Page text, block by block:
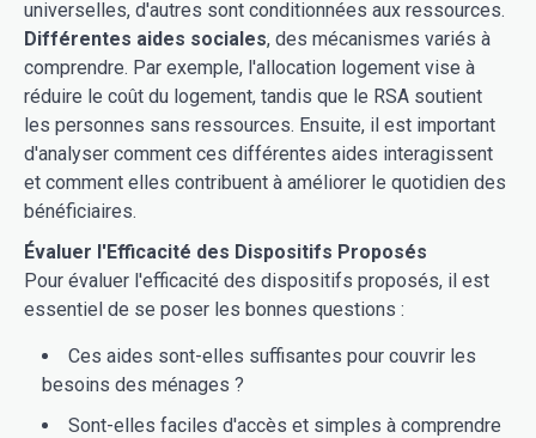
universelles, d'autres sont conditionnées aux ressources.
Différentes aides sociales, des mécanismes variés à
comprendre. Par exemple, l'allocation logement vise à
réduire le coût du logement, tandis que le RSA soutient
les personnes sans ressources. Ensuite, il est important
d'analyser comment ces différentes aides interagissent
et comment elles contribuent à améliorer le quotidien des
bénéficiaires.
Évaluer l'Efficacité des Dispositifs Proposés
Pour évaluer l'efficacité des dispositifs proposés, il est
essentiel de se poser les bonnes questions :
Ces aides sont-elles suffisantes pour couvrir les
besoins des ménages ?
Sont-elles faciles d'accès et simples à comprendre